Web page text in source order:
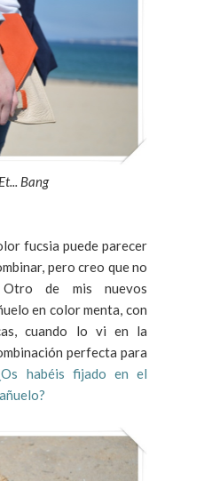
Bang
fucsia puede parecer
pero creo que no
de mis nuevos
en color menta, con
cuando lo vi en la
perfecta para
habéis fijado en el